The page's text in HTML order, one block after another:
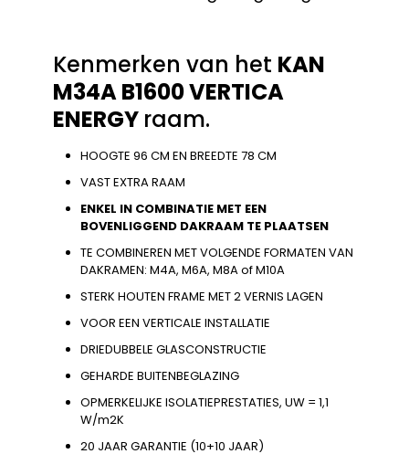
Kenmerken van het KAN
M34A B1600 VERTICA
ENERGY raam.
HOOGTE 96 CM EN BREEDTE 78 CM
VAST EXTRA RAAM
ENKEL IN COMBINATIE MET EEN
BOVENLIGGEND DAKRAAM TE PLAATSEN
TE COMBINEREN MET VOLGENDE FORMATEN VAN
DAKRAMEN: M4A, M6A, M8A of M10A
STERK HOUTEN FRAME MET 2 VERNIS LAGEN
VOOR EEN VERTICALE INSTALLATIE
DRIEDUBBELE GLASCONSTRUCTIE
GEHARDE BUITENBEGLAZING
OPMERKELIJKE ISOLATIEPRESTATIES, UW = 1,1
W/m2K
20 JAAR GARANTIE (10+10 JAAR)